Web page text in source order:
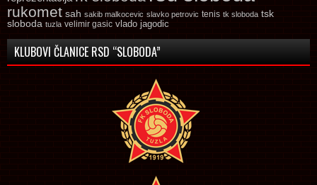
rukomet sah sakib malkocevic slavko petrovic tenis tk sloboda tsk
sloboda tuzla velimir gasic vlado jagodic
KLUBOVI ČLANICE RSD “SLOBODA”